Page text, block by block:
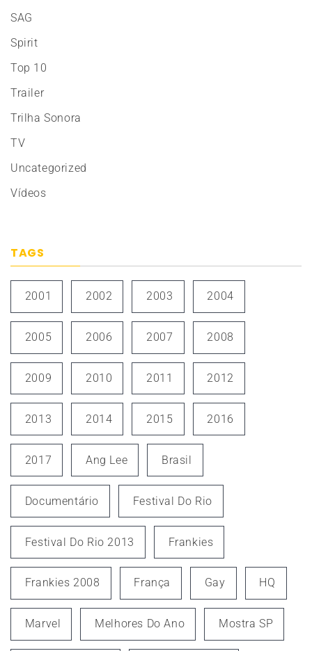
SAG
Spirit
Top 10
Trailer
Trilha Sonora
TV
Uncategorized
Vídeos
TAGS
2001 2002 2003 2004
2005 2006 2007 2008
2009 2010 2011 2012
2013 2014 2015 2016
2017 Ang Lee Brasil
Documentário Festival Do Rio
Festival Do Rio 2013 Frankies
Frankies 2008 França Gay HQ
Marvel Melhores Do Ano Mostra SP